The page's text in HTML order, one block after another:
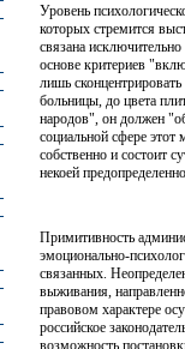
Уровень
которых стремится
связана
основе критериев
лишь
больницы, до цвета
народов", он должен
социальной сфере
собственно и состоит
некоей
Примитивность
эмоционально-
связанных.
выживания,
правовом характере
российское
возможность